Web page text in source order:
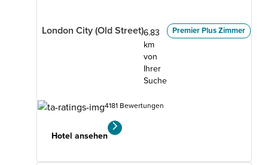
London City (Old Street)6.83
km
von
Ihrer
Suche
Premier Plus Zimmer
4181 Bewertungen
Hotel ansehen